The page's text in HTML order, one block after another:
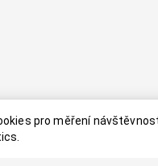
pro měření